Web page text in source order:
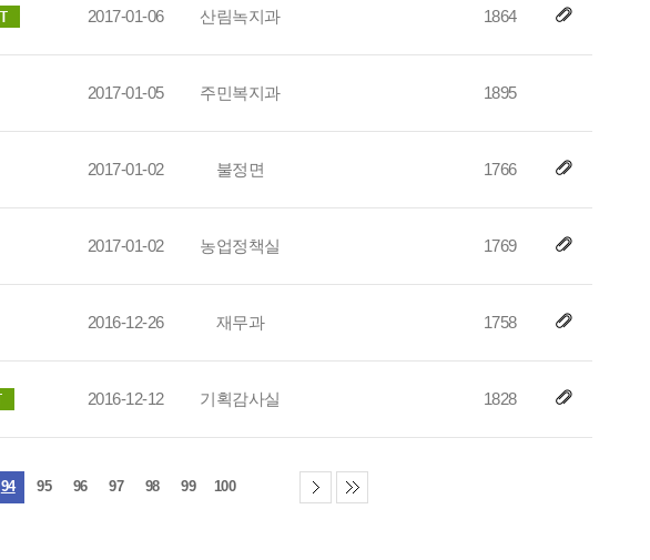
2017-01-06 산림녹지과 1864
2017-01-05 주민복지과 1895
2017-01-02 불정면 1766
2017-01-02 농업정책실 1769
2016-12-26 재무과 1758
2016-12-12 기획감사실 1828
94 95 96 97 98 99 100